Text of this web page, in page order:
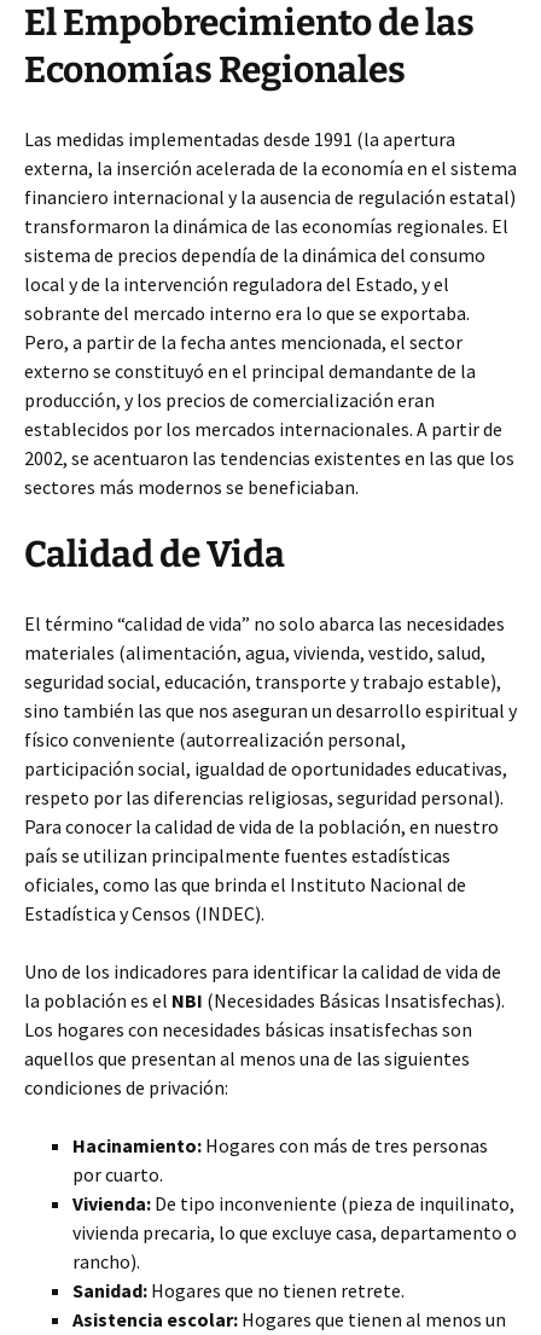
El Empobrecimiento de las
Economías Regionales
Las medidas implementadas desde 1991 (la apertura
externa, la inserción acelerada de la economía en el sistema
financiero internacional y la ausencia de regulación estatal)
transformaron la dinámica de las economías regionales. El
sistema de precios dependía de la dinámica del consumo
local y de la intervención reguladora del Estado, y el
sobrante del mercado interno era lo que se exportaba.
Pero, a partir de la fecha antes mencionada, el sector
externo se constituyó en el principal demandante de la
producción, y los precios de comercialización eran
establecidos por los mercados internacionales. A partir de
2002, se acentuaron las tendencias existentes en las que los
sectores más modernos se beneficiaban.
Calidad de Vida
El término “calidad de vida” no solo abarca las necesidades
materiales (alimentación, agua, vivienda, vestido, salud,
seguridad social, educación, transporte y trabajo estable),
sino también las que nos aseguran un desarrollo espiritual y
físico conveniente (autorrealización personal,
participación social, igualdad de oportunidades educativas,
respeto por las diferencias religiosas, seguridad personal).
Para conocer la calidad de vida de la población, en nuestro
país se utilizan principalmente fuentes estadísticas
oficiales, como las que brinda el Instituto Nacional de
Estadística y Censos (INDEC).
Uno de los indicadores para identificar la calidad de vida de
la población es el NBI (Necesidades Básicas Insatisfechas).
Los hogares con necesidades básicas insatisfechas son
aquellos que presentan al menos una de las siguientes
condiciones de privación:
Hacinamiento: Hogares con más de tres personas
por cuarto.
Vivienda: De tipo inconveniente (pieza de inquilinato,
vivienda precaria, lo que excluye casa, departamento o
rancho).
Sanidad: Hogares que no tienen retrete.
Asistencia escolar: Hogares que tienen al menos un